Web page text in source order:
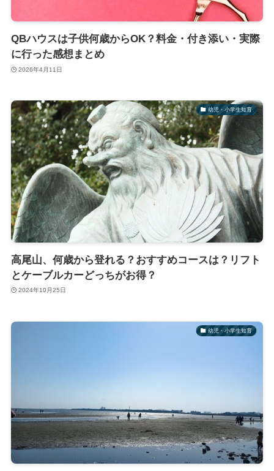
QBハウスは子供何歳からOK？料金・付き添い・実際
に行った感想まとめ
2026年4月11日
幼児・小学生知育
高尾山、何歳から登れる？おすすめコースは？リフト
とケーブルカーどっちがお得？
2024年10月25日
幼児・小学生知育